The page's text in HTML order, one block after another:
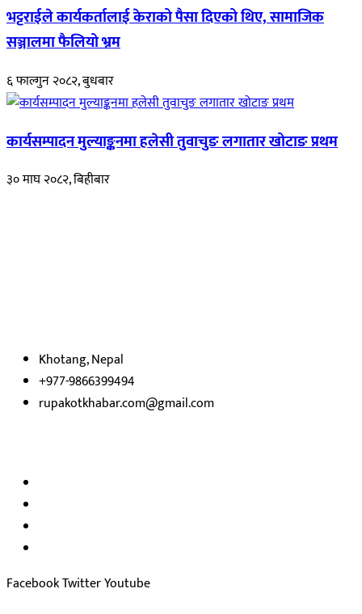
भट्टराईले कार्यकर्तालाई केराको पैसा दिएको थिए, सामाजिक
सञ्जालमा फैलियो भ्रम
६ फाल्गुन २०८२, बुधबार
कार्यसम्पादन मुल्याङ्कनमा हलेसी तुवाचुङ लगातार खोटाङ प्रथम
३० माघ २०८२, बिहीबार
Khotang, Nepal
+977-9866399494
rupakotkhabar.com@gmail.com
FacebookTwitterYoutube